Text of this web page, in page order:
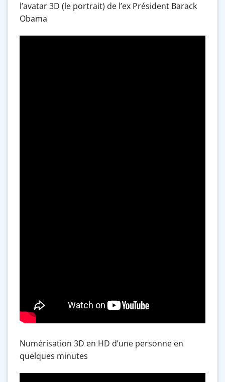
l’avatar 3D (le portrait) de l’ex Président Barack
Obama
Numérisation 3D en HD d’une personne en
quelques minutes